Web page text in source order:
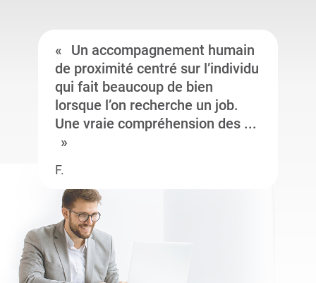
Un accompagnement humain
de proximité centré sur l’individu
qui fait beaucoup de bien
lorsque l’on recherche un job.
Une vraie compréhension des ...
F.